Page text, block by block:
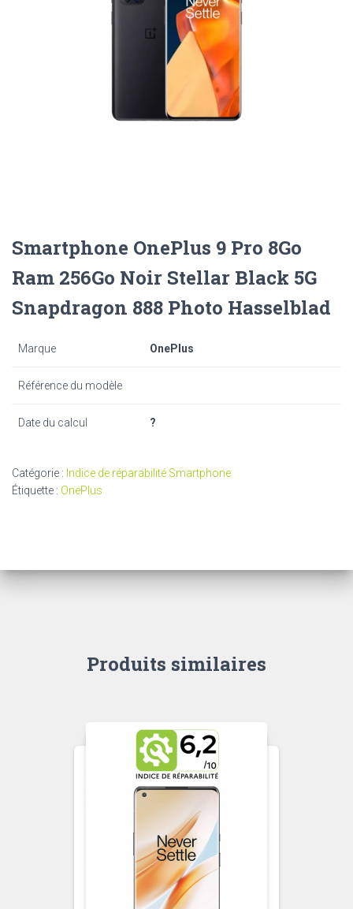
Smartphone OnePlus 9 Pro 8Go
Ram 256Go Noir Stellar Black 5G
Snapdragon 888 Photo Hasselblad
Marque OnePlus
Référence du modèle
Date du calcul ?
Catégorie : Indice de réparabilité Smartphone
Étiquette : OnePlus
Produits similaires